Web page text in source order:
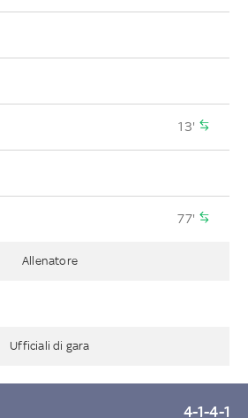
13'
77'
Allenatore
Ufficiali di gara
4-1-4-1